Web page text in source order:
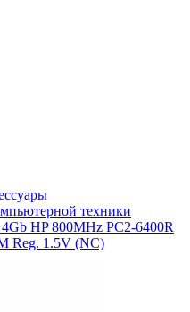
техники
HP 800MHz PC2-6400R
Reg. 1.5V (NC)